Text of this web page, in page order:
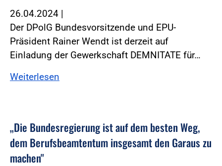
26.04.2024 |
Der DPolG Bundesvorsitzende und EPU-
Präsident Rainer Wendt ist derzeit auf
Einladung der Gewerkschaft DEMNITATE für…
Weiterlesen
„Die Bundesregierung ist auf dem besten Weg,
dem Berufsbeamtentum insgesamt den Garaus zu
machen"